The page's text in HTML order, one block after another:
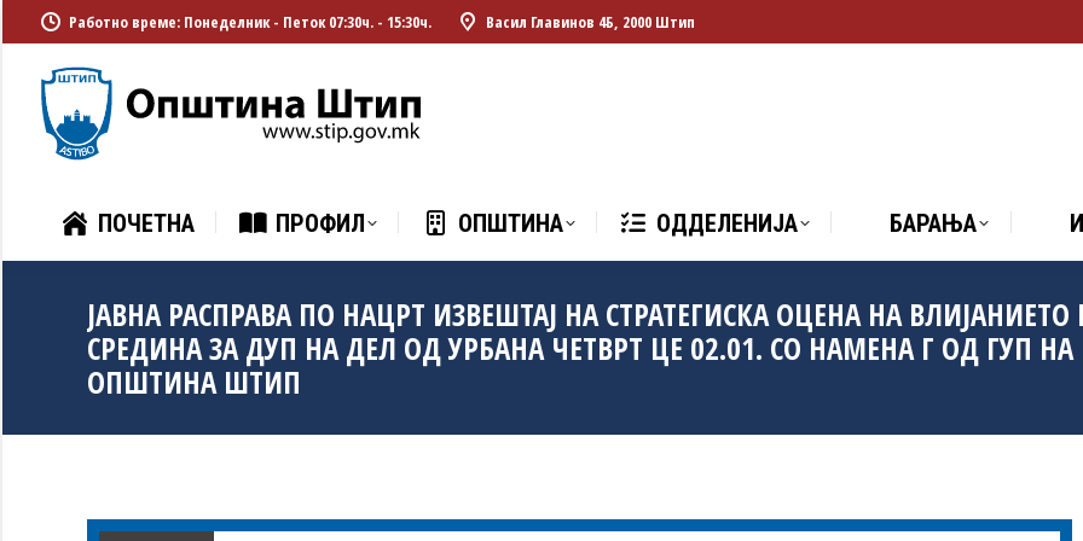
Работно време: Понеделник - Петок 07:30ч. - 15:30ч. Васил Главинов 4Б, 2000 Штип
ПОЧЕТНА ПРОФИЛ ОПШТИНА ОДДЕЛЕНИЈА БАРАЊА
ЈАВНА РАСПРАВА ПО НАЦРТ ИЗВЕШТАЈ НА СТРАТЕГИСКА ОЦЕНА НА
СРЕДИНА ЗА ДУП НА ДЕЛ ОД УРБАНА ЧЕТВРТ ЦЕ 02.01. СО НАМЕНА Г ОД ГУП
ОПШТИНА ШТИП
ПОЧЕТНА ПРОФИЛ ОПШТИНА ОДДЕЛЕНИЈА БАРАЊА